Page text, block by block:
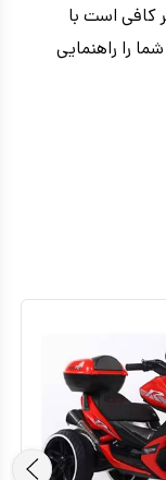
کافی است با
را راهنمایی